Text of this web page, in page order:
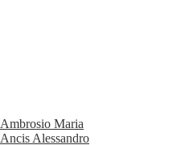
Ambrosio Maria
Ancis Alessandro